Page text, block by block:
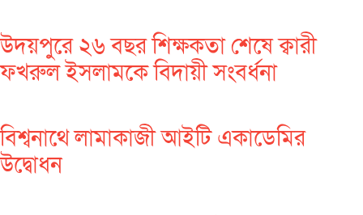
উদয়পুরে ২৬ বছর শিক্ষকতা শেষে ক্বারী
ফখরুল ইসলামকে বিদায়ী সংবর্ধনা
বিশ্বনাথে লামাকাজী আইটি একাডেমির
উদ্বোধন